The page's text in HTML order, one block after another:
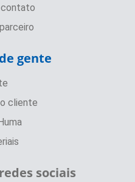
gente
cliente
sociais